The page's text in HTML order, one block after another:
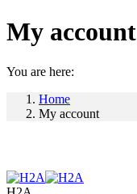
My account
You are here:
Home
My account